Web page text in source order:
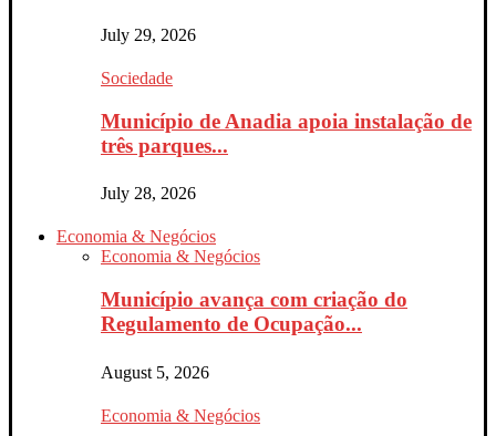
July 29, 2026
Sociedade
Município de Anadia apoia instalação de
três parques...
July 28, 2026
Economia & Negócios
Economia & Negócios
Município avança com criação do
Regulamento de Ocupação...
August 5, 2026
Economia & Negócios